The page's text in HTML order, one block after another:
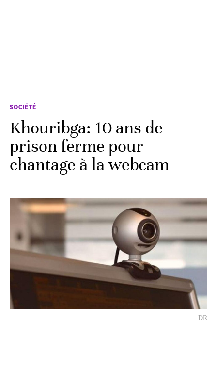
SOCIÉTÉ
Khouribga: 10 ans de
prison ferme pour
chantage à la webcam
DR